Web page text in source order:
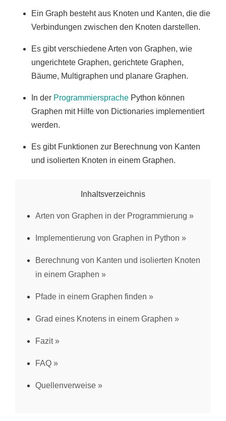
Ein Graph besteht aus Knoten und Kanten, die die
Verbindungen zwischen den Knoten darstellen.
Es gibt verschiedene Arten von Graphen, wie
ungerichtete Graphen, gerichtete Graphen,
Bäume, Multigraphen und planare Graphen.
In der Programmiersprache Python können
Graphen mit Hilfe von Dictionaries implementiert
werden.
Es gibt Funktionen zur Berechnung von Kanten
und isolierten Knoten in einem Graphen.
Inhaltsverzeichnis
Arten von Graphen in der Programmierung
Implementierung von Graphen in Python
Berechnung von Kanten und isolierten Knoten
in einem Graphen
Pfade in einem Graphen finden
Grad eines Knotens in einem Graphen
Fazit
FAQ
Quellenverweise